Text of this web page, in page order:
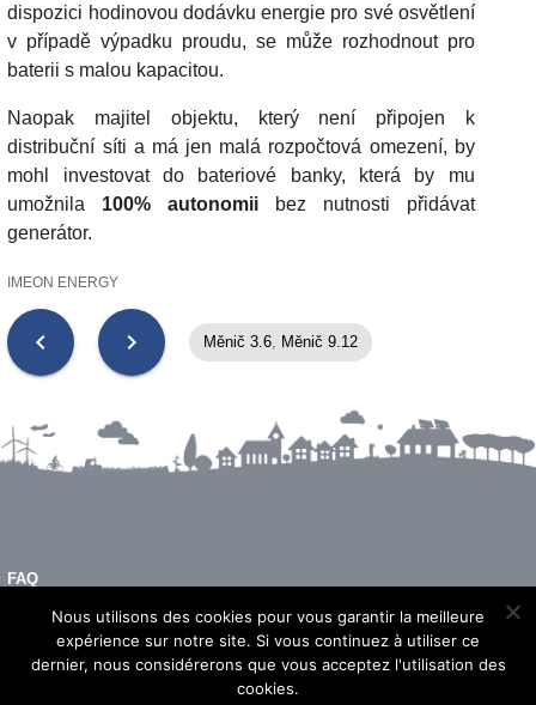
dispozici hodinovou dodávku energie pro své osvětlení
v případě výpadku proudu, se může rozhodnout pro
baterii s malou kapacitou.
Naopak majitel objektu, který není připojen k
distribuční síti a má jen malá rozpočtová omezení, by
mohl investovat do bateriové banky, která by mu
umožnila 100% autonomii bez nutnosti přidávat
generátor.
IMEON ENERGY
chevron_left chevron_right Měnič 3.6 Měnič 9.12
FAQ
PRÁVNÍ INFORMACE
Nous utilisons des cookies pour vous garantir la meilleure
expérience sur notre site. Si vous continuez à utiliser ce
dernier, nous considérerons que vous acceptez l'utilisation des
cookies.